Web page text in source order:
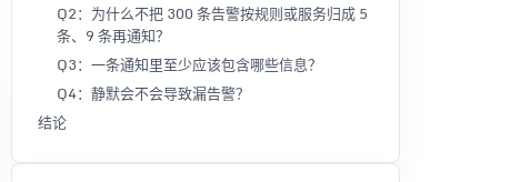
Q2：为什么不把 300 条告警按规则或服务归成 5
条、9 条再通知？
Q3：一条通知里至少应该包含哪些信息？
Q4：静默会不会导致漏告警？
结论